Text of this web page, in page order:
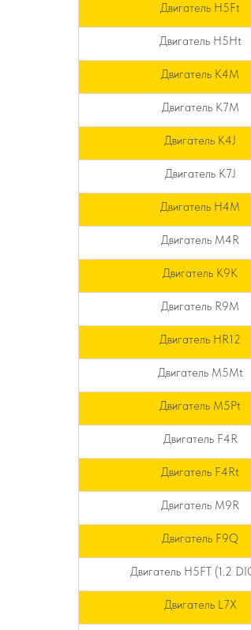
Двигатель H5Ft
Двигатель H5Ht
Двигатель K4M
Двигатель K7M
Двигатель K4J
Двигатель K7J
Двигатель H4M
Двигатель M4R
Двигатель K9K
Двигатель R9M
Двигатель HR12
Двигатель M5Mt
Двигатель M5Pt
Двигатель F4R
Двигатель F4Rt
Двигатель M9R
Двигатель F9Q
Двигатель H5FT (1.2
Двигатель L7X